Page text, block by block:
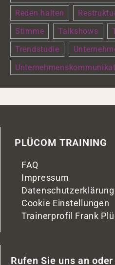
Reden halten
Stimme
Talkshows
Trendstudie
PLÜCOM TRAINING
FAQ
Impressum
Datenschutzerklärung
Cookie Einstellungen
Trainerprofil Frank
Rufen Sie uns an